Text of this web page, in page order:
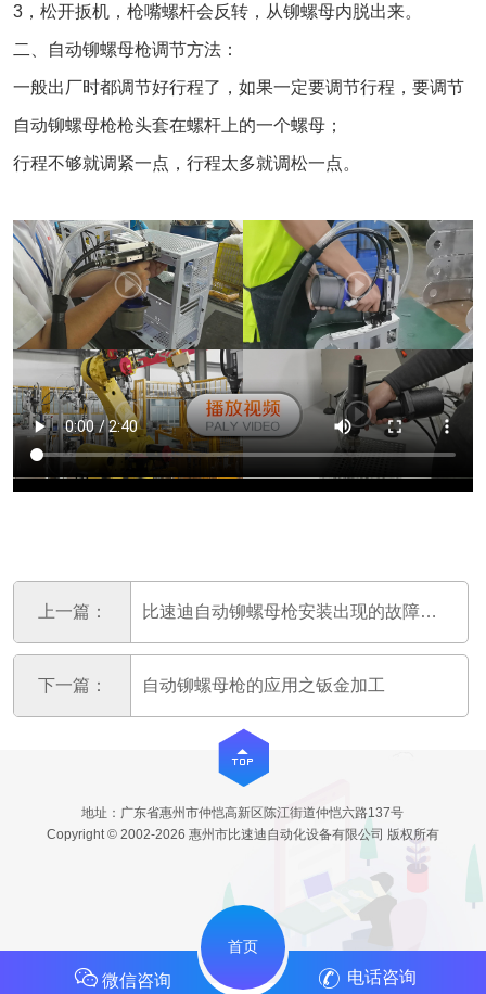
3，松开扳机，枪嘴螺杆会反转，从铆螺母内脱出来。
二、自动铆螺母枪调节方法：
一般出厂时都调节好行程了，如果一定要调节行程，要调节
自动铆螺母枪枪头套在螺杆上的一个螺母；
行程不够就调紧一点，行程太多就调松一点。
上一篇： 比速迪自动铆螺母枪安装出现的故障及排除方法
下一篇： 自动铆螺母枪的应用之钣金加工
地址：广东省惠州市仲恺高新区陈江街道仲恺六路137号
Copyright © 2002-2026 惠州市比速迪自动化设备有限公司 版权所有
微信咨询
首页
电话咨询